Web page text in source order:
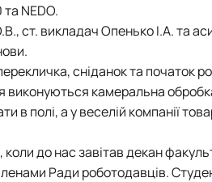
NEDO.
ст. викладач Опенько І.А. та
сніданок та початок
камеральна
полі, а у веселій компанії
до нас завітав декан
Ради роботодавців.